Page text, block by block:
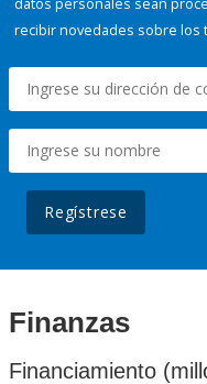
recibir novedades sobre los
Regístrese
Finanzas
Financiamiento